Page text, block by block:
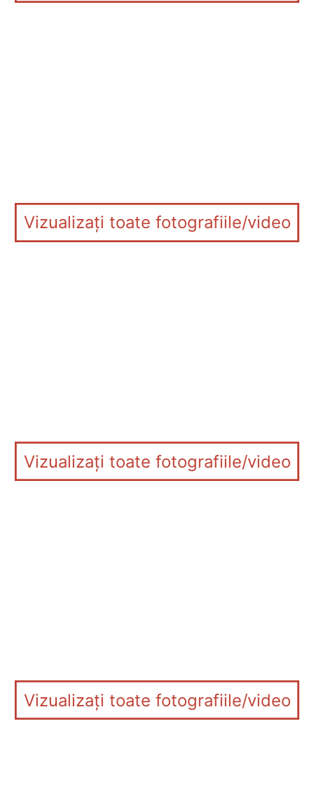
Vizualizați toate fotografiile/video
Vizualizați toate fotografiile/video
Vizualizați toate fotografiile/video